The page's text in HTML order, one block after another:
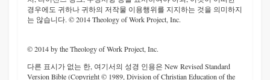
경우에도 귀하나 귀하의 저작물 이용행위를 지지하는 것을 의미하지
는 않습니다. © 2014 Theology of Work Project, Inc.
© 2014 by the Theology of Work Project, Inc.
다른 표시가 없는 한, 여기서의 성경 인용은 New Revised Standard
Version Bible (Copyright © 1989, Division of Christian Education of the